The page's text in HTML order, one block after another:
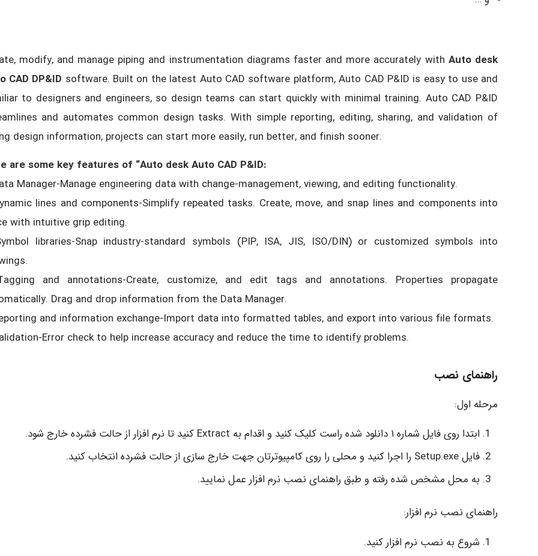
modify, and manage piping and instrumentation diagrams faster and more accurately with Auto desk
CAD DP&ID software. Built on the latest Auto CAD software platform, Auto CAD P&ID is easy to use and
to designers and engineers, so design teams can start quickly with minimal training. Auto CAD P&ID
and automates common design tasks. With simple reporting, editing, sharing, and validation of
design information, projects can start more easily, run better, and finish sooner.
are some key features of “Auto desk Auto CAD P&ID:
Manager-Manage engineering data with change-management, viewing, and editing functionality.
lines and components-Simplify repeated tasks. Create, move, and snap lines and components into
with intuitive grip editing.
libraries-Snap industry-standard symbols (PIP, ISA, JIS, ISO/DIN) or customized symbols into
and annotations-Create, customize, and edit tags and annotations. Properties propagate
Drag and drop information from the Data Manager.
and information exchange-Import data into formatted tables, and export into various file formats.
Error check to help increase accuracy and reduce the time to identify problems.
راهنمای نصب
مرحله اول:
ابتدا روی فایل شماره ۱ دانلود شده راست کلیک کنید و اقدام به Extract کنید تا نرم افزار از حالت فشرده خارج شود.
فایل Setup.exe را اجرا کنید و محلی را روی کامپیوترتان جهت خارج سازی از حالت فشرده انتخاب کنید.
به محل مشخص شده رفته و طبق راهنمای نصب نرم افزار عمل نمایید.
راهنمای نصب نرم افزار:
شروع به نصب نرم افزار کنید.